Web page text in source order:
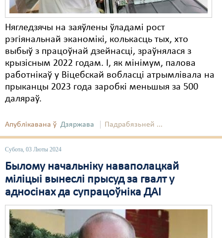
Нягледзячы на ​​заяўлены ўладамі рост
рэгіянальнай эканомікі, колькасць тых, хто
выбыў з працоўнай дзейнасці, зраўнялася з
крызісным 2022 годам. І, як мінімум, палова
работнікаў у Віцебскай вобласці атрымлівала на
прыканцы 2023 года заробкі меньшыя за 500
даляраў.
Апублікавана ў Дзяржава Падрабязьней ...
Субота, 03 Люты 2024
Былому начальніку наваполацкай
міліцыі вынеслі прысуд за гвалт у
адносінах да супрацоўніка ДАІ
Мігранты
Мірныя сходы
Палітвязьні
Праваабаронцы
Правы дзіцяці
Распальваньне варожасьці
Рознае
Свабода слова
Свабода сумленьня
Суд
Сьмяротнае пакараньне